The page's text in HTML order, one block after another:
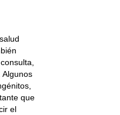
Algunos
que
el